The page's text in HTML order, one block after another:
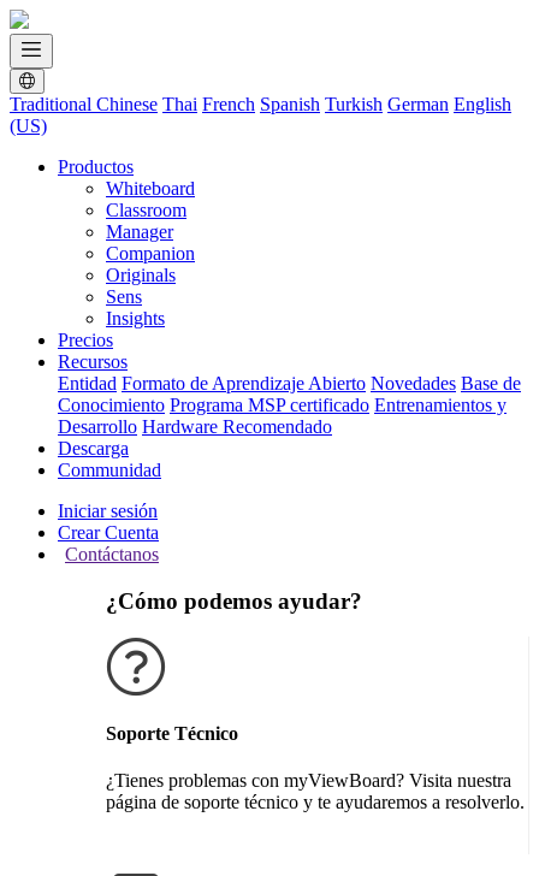
Traditional Chinese Thai French Spanish Turkish German English
(US)
Productos
Whiteboard
Classroom
Manager
Companion
Originals
Sens
Insights
Precios
Recursos
Entidad Formato de Aprendizaje Abierto Novedades Base de
Conocimiento Programa MSP certificado Entrenamientos y
Desarrollo Hardware Recomendado
Descarga
Communidad
Iniciar sesión
Crear Cuenta
Contáctanos
¿Cómo podemos ayudar?
Soporte Técnico
¿Tienes problemas con myViewBoard? Visita nuestra
página de soporte técnico y te ayudaremos a resolverlo.